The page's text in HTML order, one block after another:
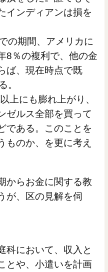
インディアンは損を
の期間、アメリカに
8％の複利で、他の金
ば、現在時点で既
。
上にも膨れ上がり、
ゼルス全部を買って
である。このことを
ものか、を更に考え
からお金に関する教
が、区の見解を伺
科において、収入と
とや、小遣いを計画